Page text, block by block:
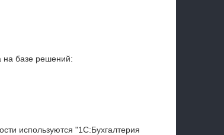
на базе решений:
используются "1С:Бухгалтерия